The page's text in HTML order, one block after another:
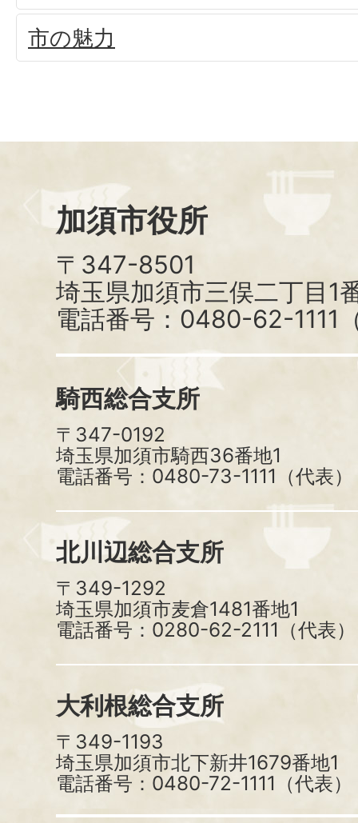
市の魅力
加須市役所
〒347-8501
埼玉県加須市三俣二丁目1
電話番号：0480-62-1111
騎西総合支所
〒347-0192
埼玉県加須市騎西36番地1
電話番号：0480-73-1111（代表）
北川辺総合支所
〒349-1292
埼玉県加須市麦倉1481番地1
電話番号：0280-62-2111（代表）
大利根総合支所
〒349-1193
埼玉県加須市北下新井1679番地1
電話番号：0480-72-1111（代表）